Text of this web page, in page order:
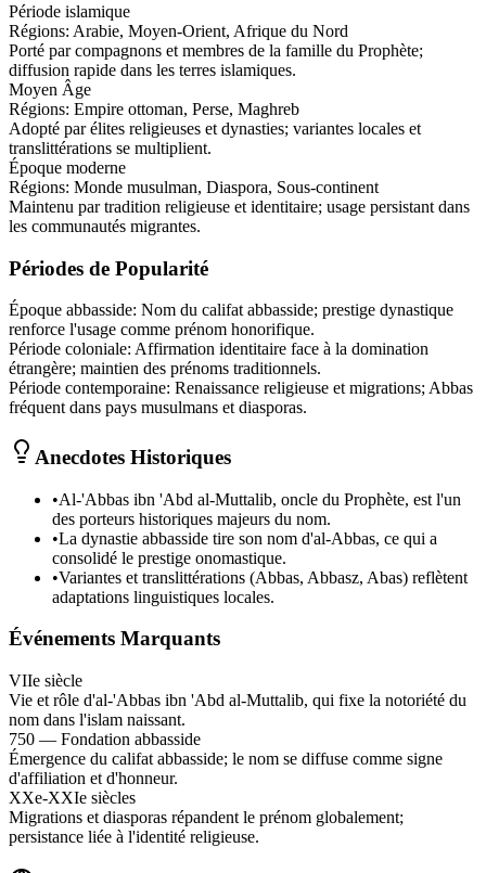
Période islamique
Régions: Arabie, Moyen-Orient, Afrique du Nord
Porté par compagnons et membres de la famille du Prophète;
diffusion rapide dans les terres islamiques.
Moyen Âge
Régions: Empire ottoman, Perse, Maghreb
Adopté par élites religieuses et dynasties; variantes locales et
translittérations se multiplient.
Époque moderne
Régions: Monde musulman, Diaspora, Sous-continent
Maintenu par tradition religieuse et identitaire; usage persistant dans
les communautés migrantes.
Périodes de Popularité
Époque abbasside: Nom du califat abbasside; prestige dynastique
renforce l'usage comme prénom honorifique.
Période coloniale: Affirmation identitaire face à la domination
étrangère; maintien des prénoms traditionnels.
Période contemporaine: Renaissance religieuse et migrations; Abbas
fréquent dans pays musulmans et diasporas.
Anecdotes Historiques
•Al-'Abbas ibn 'Abd al-Muttalib, oncle du Prophète, est l'un
des porteurs historiques majeurs du nom.
•La dynastie abbasside tire son nom d'al‑Abbas, ce qui a
consolidé le prestige onomastique.
•Variantes et translittérations (Abbas, Abbasz, Abas) reflètent
adaptations linguistiques locales.
Événements Marquants
VIIe siècle
Vie et rôle d'al-'Abbas ibn 'Abd al-Muttalib, qui fixe la notoriété du
nom dans l'islam naissant.
750 — Fondation abbasside
Émergence du califat abbasside; le nom se diffuse comme signe
d'affiliation et d'honneur.
XXe-XXIe siècles
Migrations et diasporas répandent le prénom globalement;
persistance liée à l'identité religieuse.